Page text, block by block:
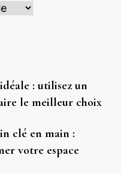
: utilisez un
le meilleur choix
clé en main :
votre espace